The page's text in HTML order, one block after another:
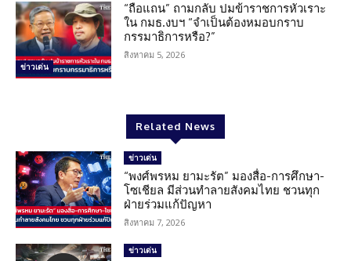
ข่าวเด่น
“ถือแถน” ถามกลับ ปมข้าราชการหัวเราะ
ใน กมธ.งบฯ “จำเป็นต้องหมอบกราบ
กรรมาธิการหรือ?”
สิงหาคม 5, 2026
Related News
ข่าวเด่น
“พงศ์พรหม ยามะรัต” มองสื่อ-การศึกษา-
โซเชียล มีส่วนทำลายสังคมไทย ชวนทุก
ฝ่ายร่วมแก้ปัญหา
สิงหาคม 7, 2026
ข่าวเด่น